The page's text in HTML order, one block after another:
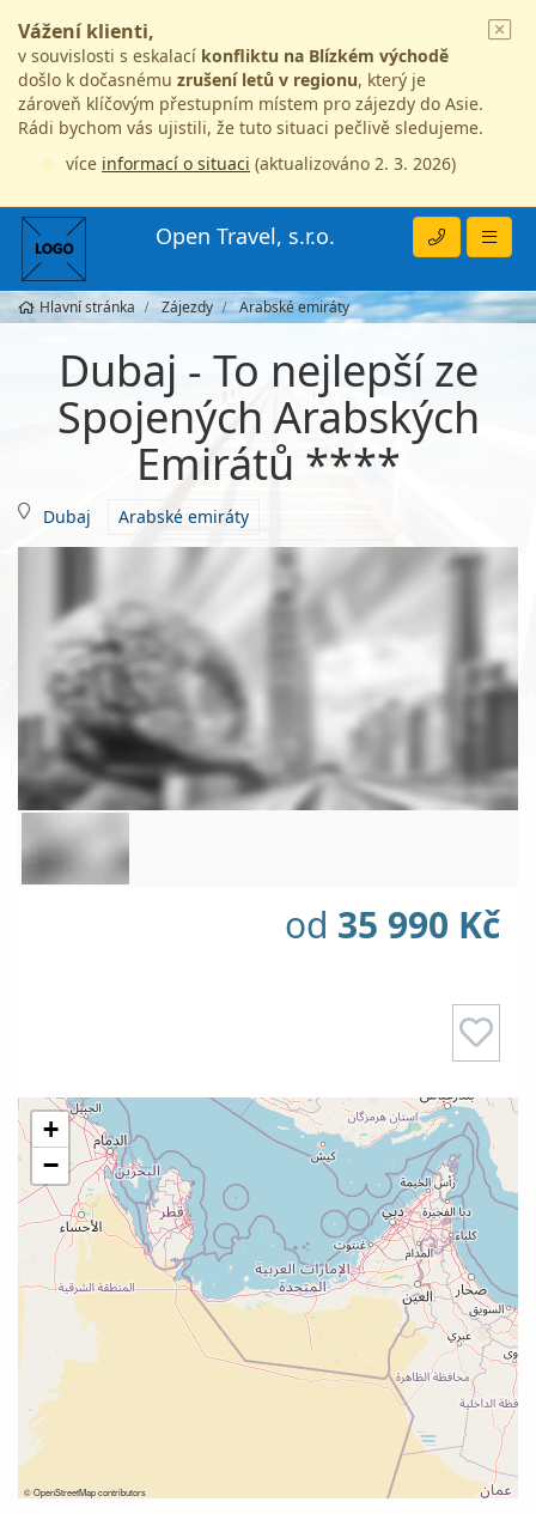
Vážení klienti,
v souvislosti s eskalací konfliktu na Blízkém východě
došlo k dočasnému zrušení letů v regionu, který je
zároveň klíčovým přestupním místem pro zájezdy do Asie.
Rádi bychom vás ujistili, že tuto situaci pečlivě sledujeme.
více informací o situaci (aktualizováno 2. 3. 2026)
Open Travel, s.r.o.
Hlavní stránka Zájezdy Arabské emiráty
Dubaj - To nejlepší ze
Spojených Arabských
Emirátů ****
Dubaj Arabské emiráty
od 35 990 Kč
+
−
©OpenStreetMapcontributors